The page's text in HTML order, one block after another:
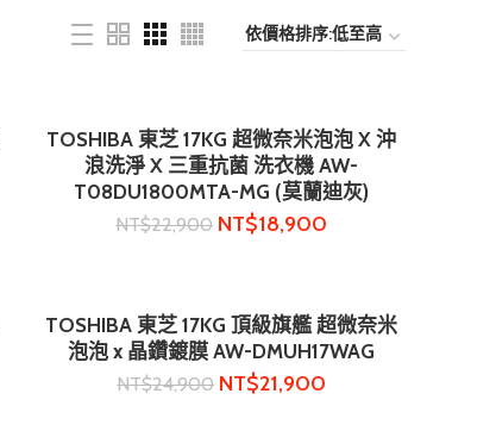
加入購物車
TOSHIBA 東芝 17KG 超微奈米泡泡 X 沖
浪洗淨 X 三重抗菌 洗衣機 AW-
T08DU1800MTA-MG (莫蘭迪灰)
NT$22,900 NT$18,900
加入購物車
TOSHIBA 東芝 17KG 頂級旗艦 超微奈米
泡泡 x 晶鑽鍍膜 AW-DMUH17WAG
NT$24,900 NT$21,900